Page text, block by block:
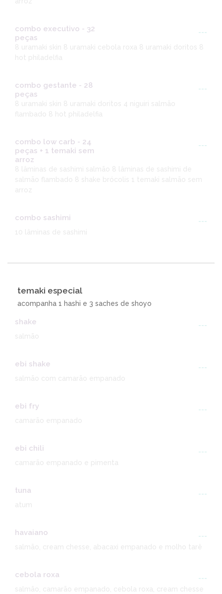
combo executivo - 32
peças
---
8 uramaki skin 8 uramaki cebola roxa 8 uramaki doritos 8
combo gestante - 28
peças
---
combo low carb - 24
peças + 1 temaki sem
arroz
---
salmão flambado 8 shake brócolis 1 temaki salmão sem
combo sashimi
---
temaki especial
acompanha 1 hashi e 3 saches de shoyo
shake
---
ebi shake
---
salmão com camarão empanado
ebi fry
---
camarão empanado
ebi chili
---
camarão empanado e pimenta
tuna
---
havaiano
---
salmão, cream chesse, abacaxi empanado e molho tarê
cebola roxa
---
salmão, camarão empanado, cebola roxa, cream chesse